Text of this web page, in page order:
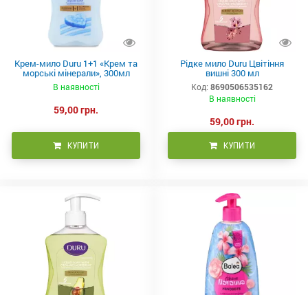
Крем-мило Duru 1+1 «Крем та
морські мінерали», 300мл
В наявності
59,00 грн.
КУПИТИ
Рідке мило Duru Цвітіння
вишні 300 мл
Код: 8690506535162
В наявності
59,00 грн.
КУПИТИ